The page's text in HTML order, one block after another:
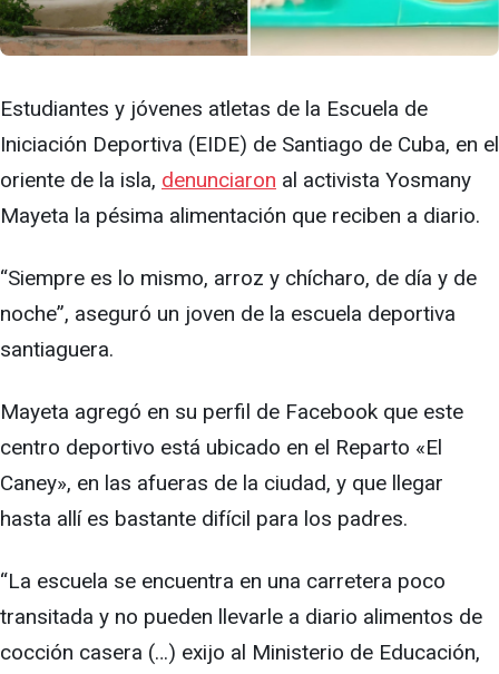
Estudiantes y jóvenes atletas de la Escuela de
Iniciación Deportiva (EIDE) de Santiago de Cuba, en el
oriente de la isla, denunciaron al activista Yosmany
Mayeta la pésima alimentación que reciben a diario.
“Siempre es lo mismo, arroz y chícharo, de día y de
noche”, aseguró un joven de la escuela deportiva
santiaguera.
Mayeta agregó en su perfil de Facebook que este
centro deportivo está ubicado en el Reparto «El
Caney», en las afueras de la ciudad, y que llegar
hasta allí es bastante difícil para los padres.
“La escuela se encuentra en una carretera poco
transitada y no pueden llevarle a diario alimentos de
cocción casera (…) exijo al Ministerio de Educación,